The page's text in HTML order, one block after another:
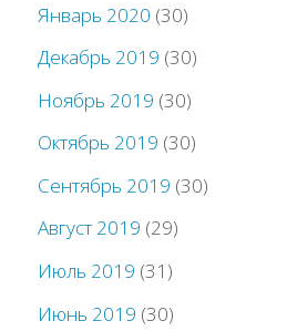
Январь 2020 (30)
Декабрь 2019 (30)
Ноябрь 2019 (30)
Октябрь 2019 (30)
Сентябрь 2019 (30)
Август 2019 (29)
Июль 2019 (31)
Июнь 2019 (30)